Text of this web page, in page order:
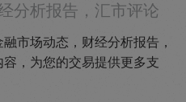
分析报告，汇市评论
市场动态，财经分析报告，
，为您的交易提供更多支